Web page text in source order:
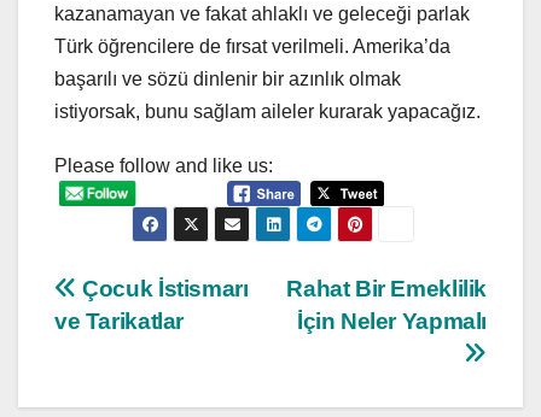
kazanamayan ve fakat ahlaklı ve geleceği parlak
Türk öğrencilere de fırsat verilmeli. Amerika’da
başarılı ve sözü dinlenir bir azınlık olmak
istiyorsak, bunu sağlam aileler kurarak yapacağız.
Please follow and like us:
Post
Rahat Bir Emeklilik
İçin Neler Yapmalı
Çocuk İstismarı
ve Tarikatlar